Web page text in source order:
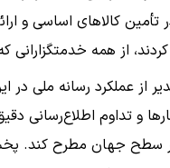
تأمین کالاهای اساسی و
از همه خدمتگزارانی
از عملکرد رسانه ملی
سطح جهان مطرح کند.